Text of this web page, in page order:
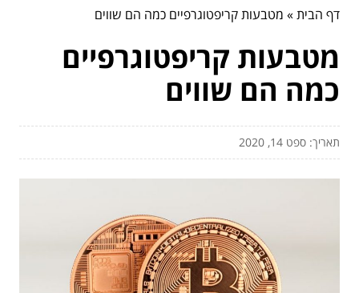
דף הבית» מטבעות קריפטוגרפיים כמה הם שווים
מטבעות קריפטוגרפיים
כמה הם שווים
תאריך: ספט 14, 2020